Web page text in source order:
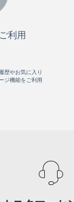
利用
歴やお気に入り
ジ機能をご利用